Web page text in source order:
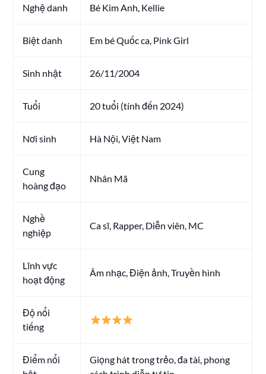
Nghệ danh Bé Kim Anh, Kellie
Biệt danh Em bé Quốc ca, Pink Girl
Sinh nhật 26/11/2004
Tuổi 20 tuổi (tính đến 2024)
Nơi sinh Hà Nội, Việt Nam
Cung
hoàng đạo
Nhân Mã
Nghề
nghiệp
Ca sĩ, Rapper, Diễn viên, MC
Lĩnh vực
hoạt động
Âm nhạc, Điện ảnh, Truyền hình
Độ nổi
tiếng
Điểm nổi
Giọng hát trong trẻo, đa tài, phong